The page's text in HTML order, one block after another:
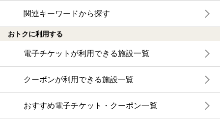
関連キーワードから探す
おトクに利用する
電子チケットが利用できる施設一覧
クーポンが利用できる施設一覧
おすすめ電子チケット・クーポン一覧